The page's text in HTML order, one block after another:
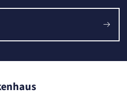
Benutzers für Cookies auf der aktuellen